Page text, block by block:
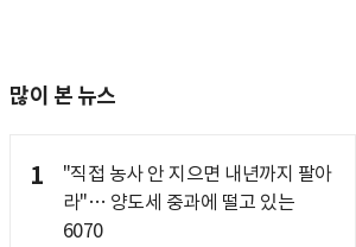
많이 본 뉴스
1
"직접 농사 안 지으면 내년까지 팔아
라"… 양도세 중과에 떨고 있는
6070